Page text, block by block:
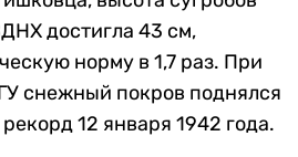
достигла 43 см,
норму в 1,7 раз. При
снежный покров поднялся
12 января 1942 года.